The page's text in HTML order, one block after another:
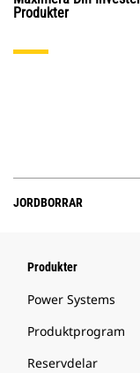
Produkter
JORDBORRAR
Produkter
Power Systems
Produktprogram
Reservdelar